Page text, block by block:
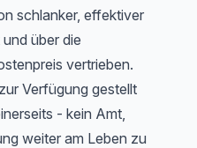
schlanker, effektiver
über die
vertrieben.
Verfügung gestellt
- kein Amt,
weiter am Leben zu